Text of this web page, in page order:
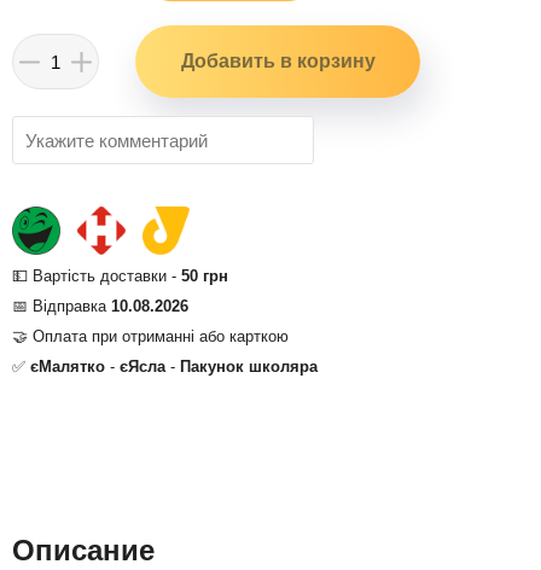
💵 Вартість доставки - 50 грн
📅 Відправка 10.08.2026
🤝 Оплата при отриманні або карткою
✅ єМалятко - єЯсла- Пакунок школяра
Описание